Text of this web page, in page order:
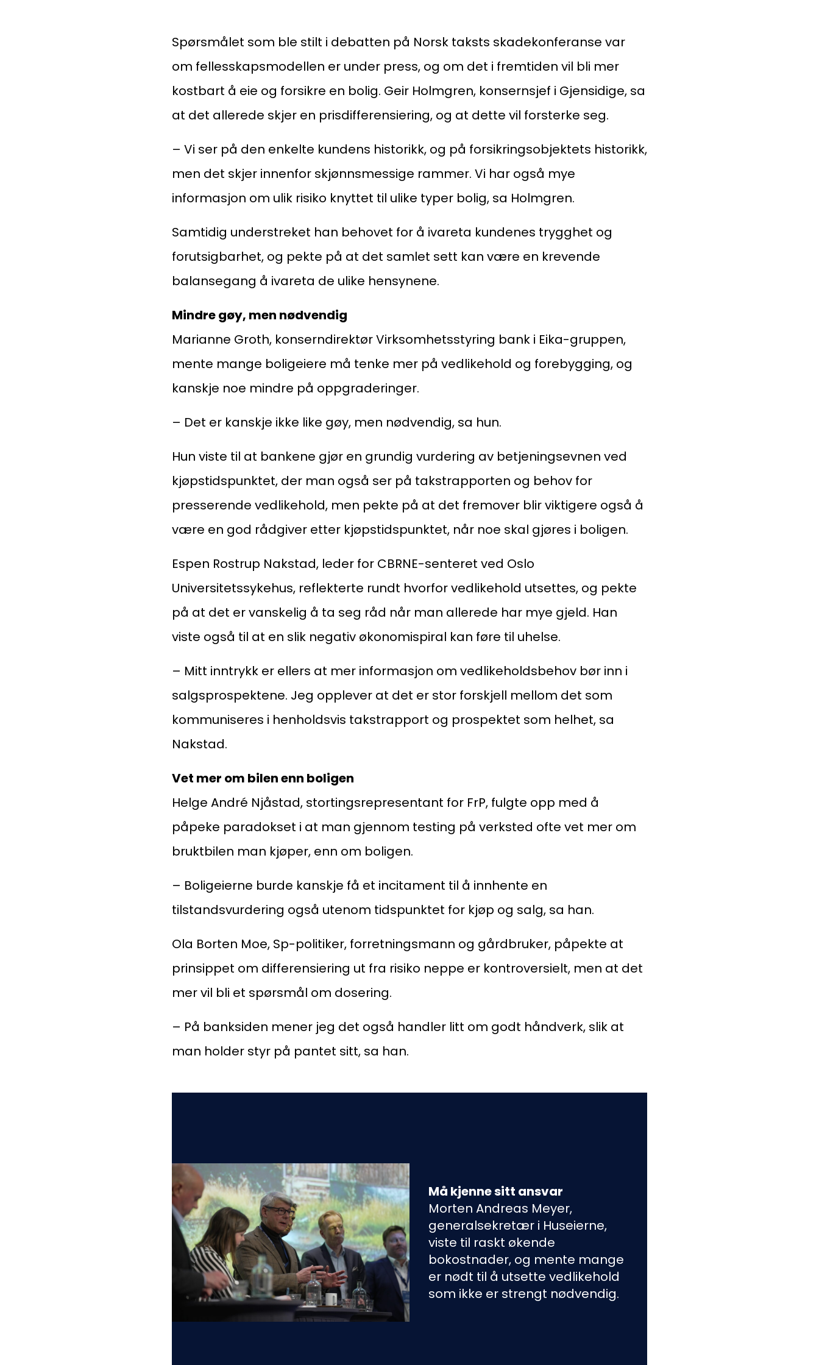
Medlemskap
Kurs og konferanser
Om Norsk takst
Logg inn
Kontakt oss
adm@norsktakst.no
22 08 76 00
Pb. 1516 Vika, 0117 OSLO
Organisasjonsnummer:
956 955 211
Spørsmålet som ble stilt i debatten på Norsk taksts skadekonferanse var
om fellesskapsmodellen er under press, og om det i fremtiden vil bli mer
kostbart å eie og forsikre en bolig. Geir Holmgren, konsernsjef i Gjensidige, sa
at det allerede skjer en prisdifferensiering, og at dette vil forsterke seg.
– Vi ser på den enkelte kundens historikk, og på forsikringsobjektets historikk,
men det skjer innenfor skjønnsmessige rammer. Vi har også mye
informasjon om ulik risiko knyttet til ulike typer bolig, sa Holmgren.
Samtidig understreket han behovet for å ivareta kundenes trygghet og
forutsigbarhet, og pekte på at det samlet sett kan være en krevende
balansegang å ivareta de ulike hensynene.
Mindre gøy, men nødvendig
Marianne Groth, konserndirektør Virksomhetsstyring bank i Eika-gruppen,
mente mange boligeiere må tenke mer på vedlikehold og forebygging, og
kanskje noe mindre på oppgraderinger.
– Det er kanskje ikke like gøy, men nødvendig, sa hun.
Hun viste til at bankene gjør en grundig vurdering av betjeningsevnen ved
kjøpstidspunktet, der man også ser på takstrapporten og behov for
presserende vedlikehold, men pekte på at det fremover blir viktigere også å
være en god rådgiver etter kjøpstidspunktet, når noe skal gjøres i boligen.
Espen Rostrup Nakstad, leder for CBRNE-senteret ved Oslo
Universitetssykehus, reflekterte rundt hvorfor vedlikehold utsettes, og pekte
på at det er vanskelig å ta seg råd når man allerede har mye gjeld. Han
viste også til at en slik negativ økonomispiral kan føre til uhelse.
– Mitt inntrykk er ellers at mer informasjon om vedlikeholdsbehov bør inn i
salgsprospektene. Jeg opplever at det er stor forskjell mellom det som
kommuniseres i henholdsvis takstrapport og prospektet som helhet, sa
Nakstad.
Vet mer om bilen enn boligen
Helge André Njåstad, stortingsrepresentant for FrP, fulgte opp med å
påpeke paradokset i at man gjennom testing på verksted ofte vet mer om
bruktbilen man kjøper, enn om boligen.
– Boligeierne burde kanskje få et incitament til å innhente en
tilstandsvurdering også utenom tidspunktet for kjøp og salg, sa han.
Ola Borten Moe, Sp-politiker, forretningsmann og gårdbruker, påpekte at
prinsippet om differensiering ut fra risiko neppe er kontroversielt, men at det
mer vil bli et spørsmål om dosering.
– På banksiden mener jeg det også handler litt om godt håndverk, slik at
man holder styr på pantet sitt, sa han.
Må kjenne sitt ansvar
Morten Andreas Meyer,
generalsekretær i Huseierne,
viste til raskt økende
bokostnader, og mente mange
er nødt til å utsette vedlikehold
som ikke er strengt nødvendig.